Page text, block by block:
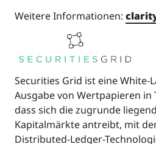
Weitere Informationen:
Securities Grid ist eine
Ausgabe von Wertpapieren in
dass sich die zugrunde
Kapitalmärkte antreibt, mit
Distributed-Ledger-